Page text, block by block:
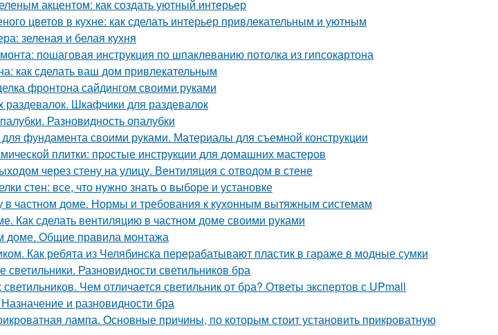
акцентом: как создать уютный интерьер
цветов в кухне: как сделать интерьер привлекательным и уютным
зеленая и белая кухня
пошаговая инструкция по шпаклеванию потолка из гипсокартона
как сделать ваш дом привлекательным
фронтона сайдингом своими руками
Шкафчики для раздевалок
Разновидность опалубки
фундамента своими руками. Материалы для съемной конструкции
плитки: простые инструкции для домашних мастеров
через стену на улицу. Вентиляция с отводом в стене
стен: все, что нужно знать о выборе и установке
в частном доме. Нормы и требования к кухонным вытяжным системам
Как сделать вентиляцию в частном доме своими руками
доме. Общие правила монтажа
Как ребята из Челябинска перерабатывают пластик в гараже в модные сумки
Разновидности светильников бра
Чем отличается светильник от бра? Ответы экспертов с UPmall
и разновидности бра
лампа. Основные причины, по которым стоит установить прикроватную